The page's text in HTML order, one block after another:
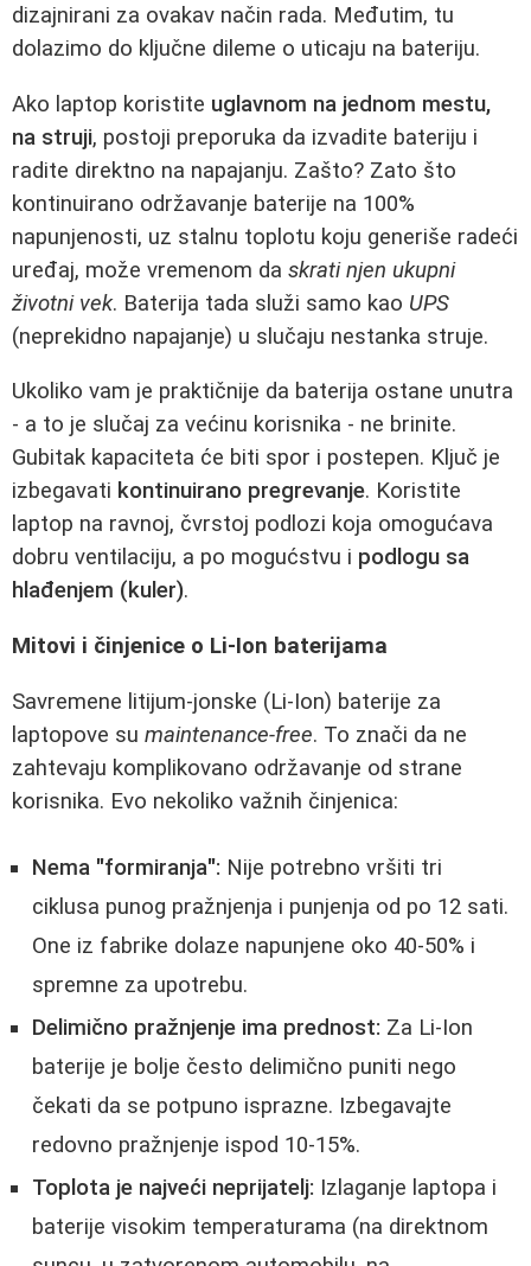
dizajnirani za ovakav način rada. Međutim, tu
dolazimo do ključne dileme o uticaju na bateriju.
Ako laptop koristite uglavnom na jednom mestu,
na struji, postoji preporuka da izvadite bateriju i
radite direktno na napajanju. Zašto? Zato što
kontinuirano održavanje baterije na 100%
napunjenosti, uz stalnu toplotu koju generiše radeći
uređaj, može vremenom da skrati njen ukupni
životni vek. Baterija tada služi samo kao UPS
(neprekidno napajanje) u slučaju nestanka struje.
Ukoliko vam je praktičnije da baterija ostane unutra
- a to je slučaj za većinu korisnika - ne brinite.
Gubitak kapaciteta će biti spor i postepen. Ključ je
izbegavati kontinuirano pregrevanje. Koristite
laptop na ravnoj, čvrstoj podlozi koja omogućava
dobru ventilaciju, a po mogućstvu i podlogu sa
hlađenjem (kuler).
Mitovi i činjenice o Li-Ion baterijama
Savremene litijum-jonske (Li-Ion) baterije za
laptopove su maintenance-free. To znači da ne
zahtevaju komplikovano održavanje od strane
korisnika. Evo nekoliko važnih činjenica:
Nema "formiranja": Nije potrebno vršiti tri
ciklusa punog pražnjenja i punjenja od po 12 sati.
One iz fabrike dolaze napunjene oko 40-50% i
spremne za upotrebu.
Delimično pražnjenje ima prednost: Za Li-Ion
baterije je bolje često delimično puniti nego
čekati da se potpuno isprazne. Izbegavajte
redovno pražnjenje ispod 10-15%.
Toplota je najveći neprijatelj: Izlaganje laptopa i
baterije visokim temperaturama (na direktnom